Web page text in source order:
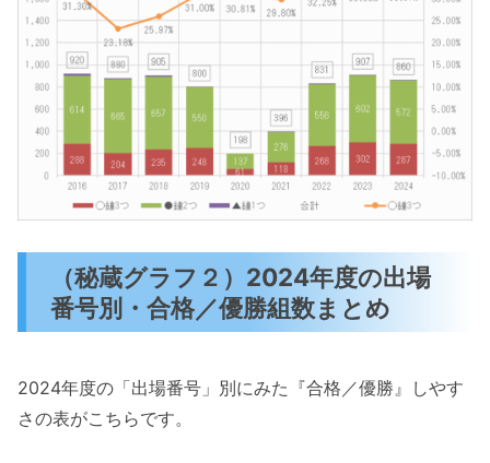
（秘蔵グラフ２）2024年度の出場
番号別・合格／優勝組数まとめ
2024年度の「出場番号」別にみた『合格／優勝』しやす
さの表がこちらです。